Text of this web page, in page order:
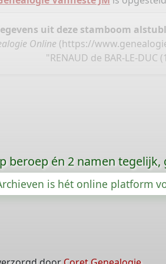
uit deze stamboom
Online (https://
"RENAUD de BAR-LE-DUC
beroep én 2 namen
is hét online platform